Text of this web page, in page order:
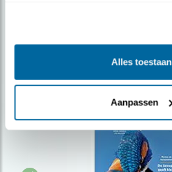
Alles toestaan
Aanpassen